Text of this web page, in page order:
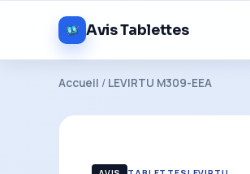
Avis Tablettes
Accueil / LEVIRTU M309-EEA